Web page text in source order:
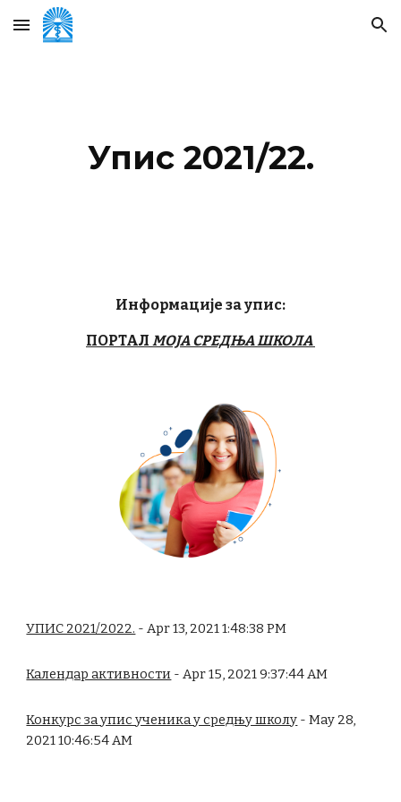
Skip to main content Skip to navigation
Упис 2021/22.
Информације за упис:
ПОРТАЛ МОЈА СРЕДЊА ШКОЛА
УПИС 2021/2022. - Apr 13, 2021 1:48:38 PM
Календар активности - Apr 15, 2021 9:37:44 AM
Конкурс за упис ученика у средњу школу - May 28,
2021 10:46:54 AM